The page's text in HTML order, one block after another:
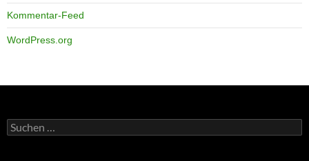
Kommentar-Feed
WordPress.org
Suchen
nach: